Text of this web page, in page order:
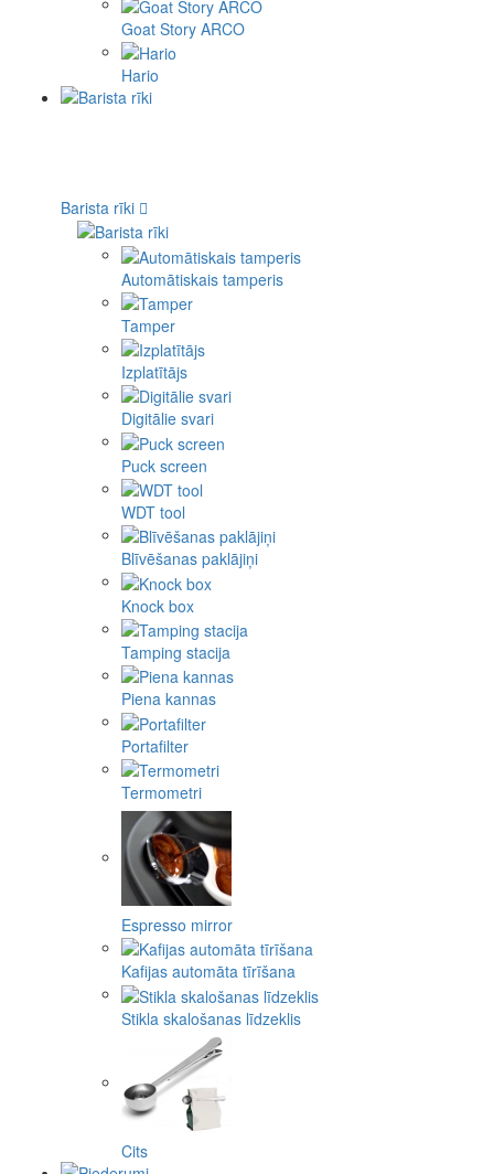
Goat Story ARCO
Hario
Barista rīki
Automātiskais tamperis
Tamper
Izplatītājs
Digitālie svari
Puck screen
WDT tool
Blīvēšanas paklājiņi
Knock box
Tamping stacija
Piena kannas
Portafilter
Termometri
Espresso mirror
Kafijas automāta tīrīšana
Stikla skalošanas līdzeklis
Cits